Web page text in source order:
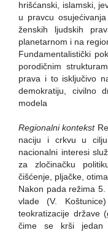
hrišćanski, islamski,
u pravcu
ženskih ljudskih
planetarnom i na
Fundamentalistički
porodičnim
prava i to isključivo
demokratiju, civilno
modela
Regionalni kontekst
naciju i crkvu u
nacionalni interesi
za zločinačku
čišćenje, pljačke,
Nakon pada režima
vlade (V.
teokratizacije države
čime se krši jedan